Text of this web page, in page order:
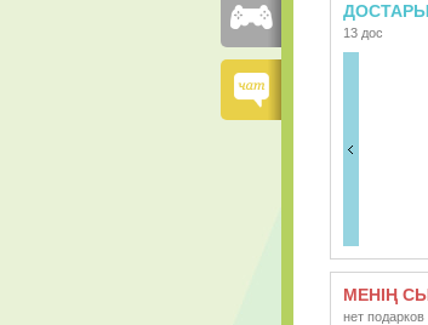
13 дос
МЕНІҢ
нет подарков